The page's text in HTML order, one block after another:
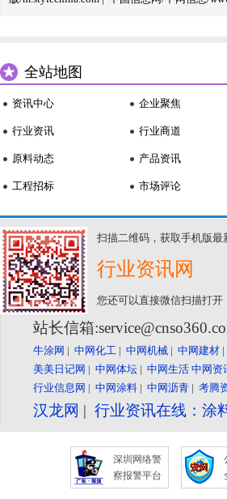
全站地图
资讯中心
行业资讯
原料动态
工程招标
企业聚焦
行业商道
产品资讯
市场评论
扫描二维码，获取手机版最
行业资讯网
您还可以直接微信扫描打开
站长信箱
牛涂网 | 中网化工 | 中网机械 | 中网建材 |
美美日记网 | 中网体坛 | 中网生活 中网资
行业信息网 | 中网涂料 | 中网沥青 | 考腾
汉龙网 | 行业资讯在线：涂
深圳网络警
察报警平台